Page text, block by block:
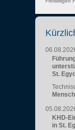
St.
KHD-
in St.